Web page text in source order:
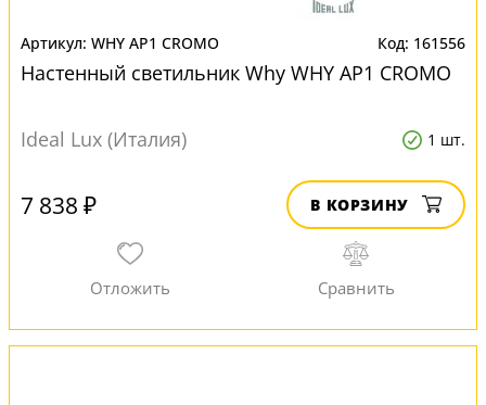
WHY AP1 CROMO 161556
Настенный светильник Why WHY AP1 CROMO
Ideal Lux (Италия) 1 шт.
7 838 ₽ В КОРЗИНУ